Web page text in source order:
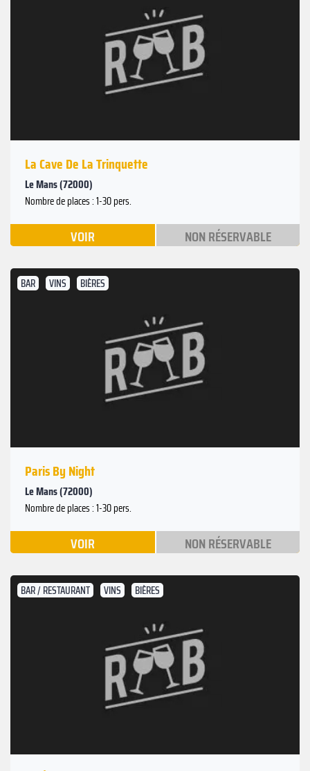
La Cave De La Trinquette
Le Mans (72000)
Nombre de places : 1-30 pers.
VOIR NON RÉSERVABLE
BAR VINS BIÈRES
Paris By Night
Le Mans (72000)
Nombre de places : 1-30 pers.
VOIR NON RÉSERVABLE
BAR / RESTAURANT VINS BIÈRES